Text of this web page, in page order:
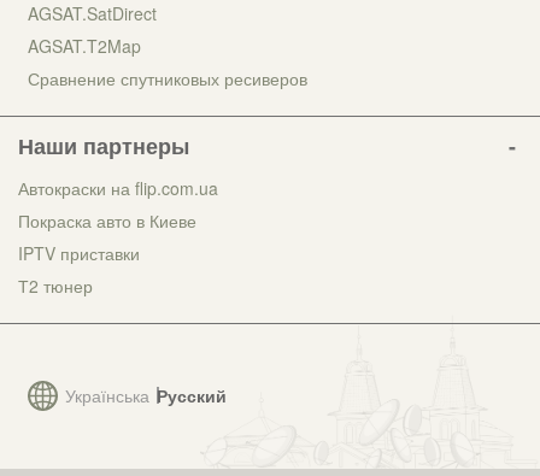
Українська Русский
AGSAT.SatDirect
AGSAT.T2Map
Сравнение спутниковых ресиверов
Наши партнеры
Автокраски на flip.com.ua
Покраска авто в Киеве
IPTV приставки
Т2 тюнер